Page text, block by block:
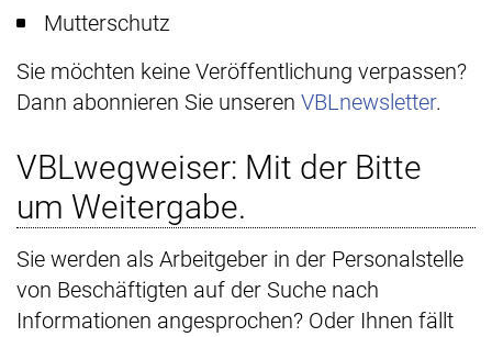
Mutterschutz
Sie möchten keine Veröffentlichung verpassen?
Dann abonnieren Sie unseren VBLnewsletter.
VBLwegweiser: Mit der Bitte
um Weitergabe.
Sie werden als Arbeitgeber in der Personalstelle
von Beschäftigten auf der Suche nach
Informationen angesprochen? Oder Ihnen fällt